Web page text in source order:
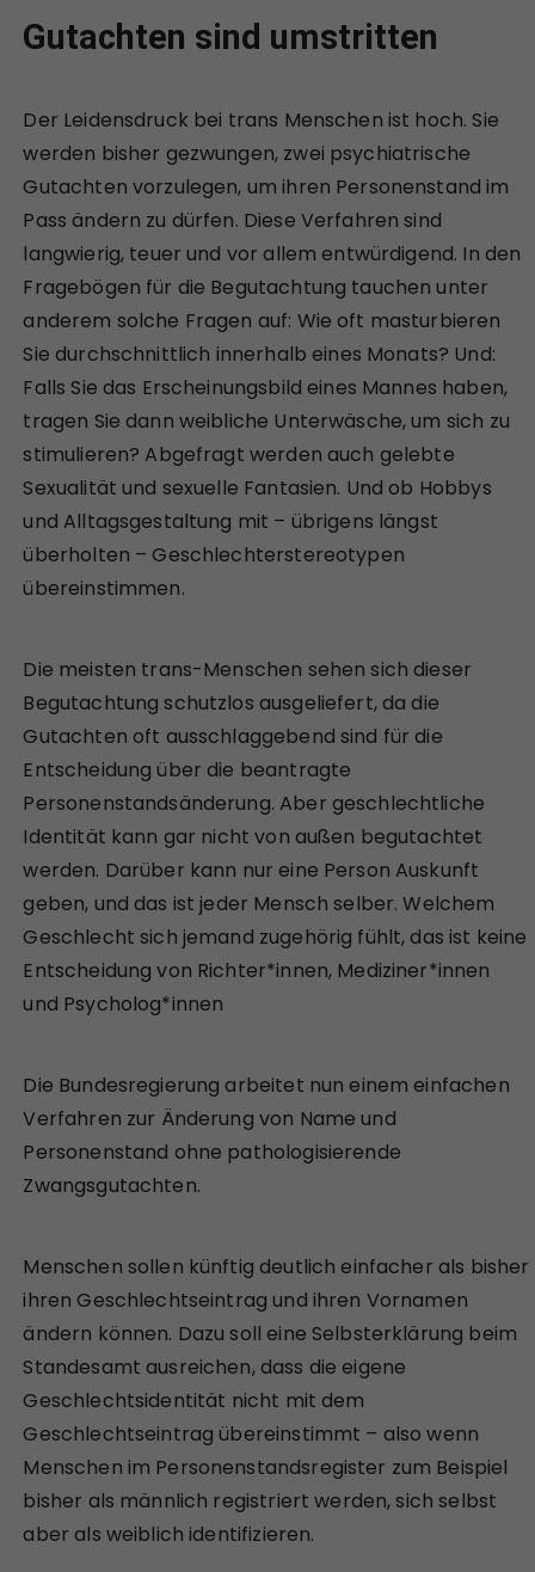
Gutachten sind umstritten
Der Leidensdruck bei trans Menschen ist hoch. Sie
werden bisher gezwungen, zwei psychiatrische
Gutachten vorzulegen, um ihren Personenstand im
Pass ändern zu dürfen. Diese Verfahren sind
langwierig, teuer und vor allem entwürdigend. In den
Fragebögen für die Begutachtung tauchen unter
anderem solche Fragen auf: Wie oft masturbieren
Sie durchschnittlich innerhalb eines Monats? Und:
Falls Sie das Erscheinungsbild eines Mannes haben,
tragen Sie dann weibliche Unterwäsche, um sich zu
stimulieren? Abgefragt werden auch gelebte
Sexualität und sexuelle Fantasien. Und ob Hobbys
und Alltagsgestaltung mit – übrigens längst
überholten – Geschlechterstereotypen
übereinstimmen.
Die meisten trans-Menschen sehen sich dieser
Begutachtung schutzlos ausgeliefert, da die
Gutachten oft ausschlaggebend sind für die
Entscheidung über die beantragte
Personenstandsänderung. Aber geschlechtliche
Identität kann gar nicht von außen begutachtet
werden. Darüber kann nur eine Person Auskunft
geben, und das ist jeder Mensch selber. Welchem
Geschlecht sich jemand zugehörig fühlt, das ist keine
Entscheidung von Richter*innen, Mediziner*innen
und Psycholog*innen
Die Bundesregierung arbeitet nun einem einfachen
Verfahren zur Änderung von Name und
Personenstand ohne pathologisierende
Zwangsgutachten.
Menschen sollen künftig deutlich einfacher als bisher
ihren Geschlechtseintrag und ihren Vornamen
ändern können. Dazu soll eine Selbsterklärung beim
Standesamt ausreichen, dass die eigene
Geschlechtsidentität nicht mit dem
Geschlechtseintrag übereinstimmt – also wenn
Menschen im Personenstandsregister zum Beispiel
bisher als männlich registriert werden, sich selbst
aber als weiblich identifizieren.